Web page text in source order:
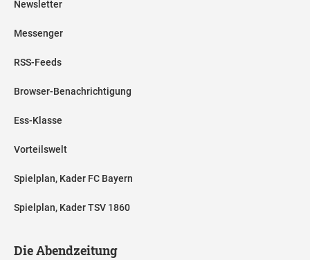
Newsletter
Messenger
RSS-Feeds
Browser-Benachrichtigung
Ess-Klasse
Vorteilswelt
Spielplan, Kader FC Bayern
Spielplan, Kader TSV 1860
Die Abendzeitung